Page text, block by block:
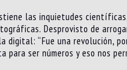
las inquietudes
Desprovisto de
“Fue una revolución,
ser números y eso nos